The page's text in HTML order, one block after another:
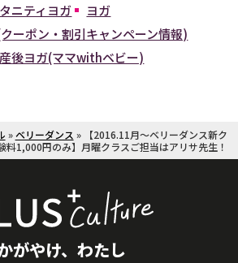
ニティヨガ
ヨガ
ーポン・割引キャンペーン情報)
産後ヨガ(ママwithベビー)
»ベリーダンス »
【2016.11月～ベリーダンス新ク
料1,000円のみ】月曜クラスご担当はアリサ先生！
がやけ、わたし